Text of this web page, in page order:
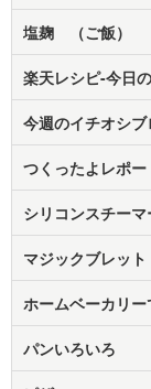
塩麹 （ご飯）
楽天レシピ-今日
今週のイチオシブ
つくったよレポ
シリコンスチーマ
マジックブレット
ホームベーカリ
パンいろいろ